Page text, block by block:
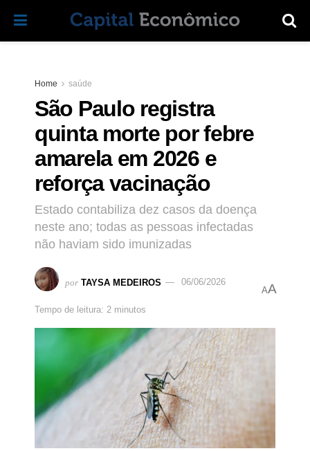
Home saúde
São Paulo registra
quinta morte por febre
amarela em 2026 e
reforça vacinação
Estado contabiliza dez casos da doença
neste ano; todas as pessoas infectadas
não haviam sido imunizadas
por TAYSA MEDEIROS 06/06/2026
Tempo de leitura: 2 minutos
AA